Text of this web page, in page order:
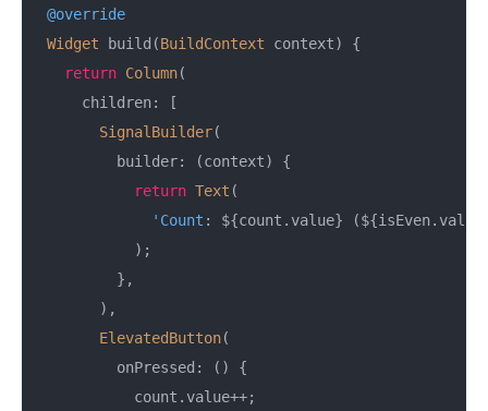
@override
Widget build(BuildContext context) {
return Column(
      children: [
SignalBuilder(
          builder: (context) {
return Text (
'Count : ${count.value}
            );
          },
        ),
ElevatedButton(
          onPressed: () {
            count.value++;